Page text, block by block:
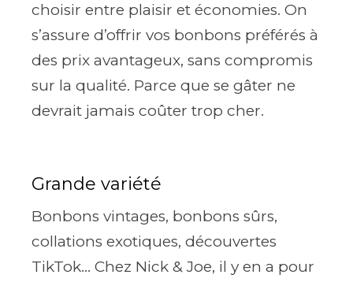
choisir entre plaisir et économies. On
s’assure d’offrir vos bonbons préférés à
des prix avantageux, sans compromis
sur la qualité. Parce que se gâter ne
devrait jamais coûter trop cher.
Grande variété
Bonbons vintages, bonbons sûrs,
collations exotiques, découvertes
TikTok... Chez Nick & Joe, il y en a pour